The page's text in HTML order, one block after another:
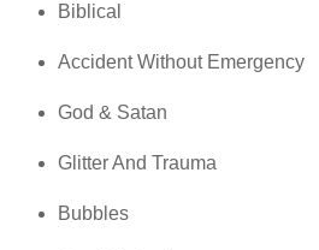
Biblical
Accident Without Emergency
God & Satan
Glitter And Trauma
Bubbles